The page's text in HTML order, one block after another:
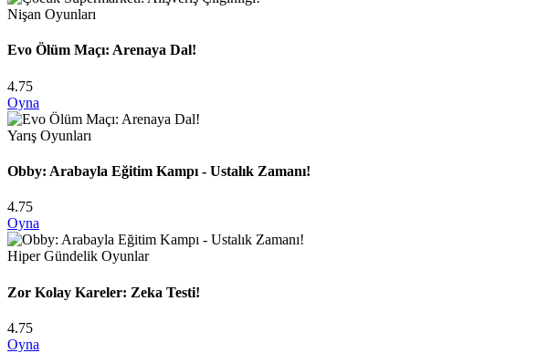
Nişan Oyunları
Evo Ölüm Maçı: Arenaya Dal!
4.75
Oyna
Yarış Oyunları
Obby: Arabayla Eğitim Kampı - Ustalık Zamanı!
4.75
Oyna
Hiper Gündelik Oyunlar
Zor Kolay Kareler: Zeka Testi!
4.75
Oyna